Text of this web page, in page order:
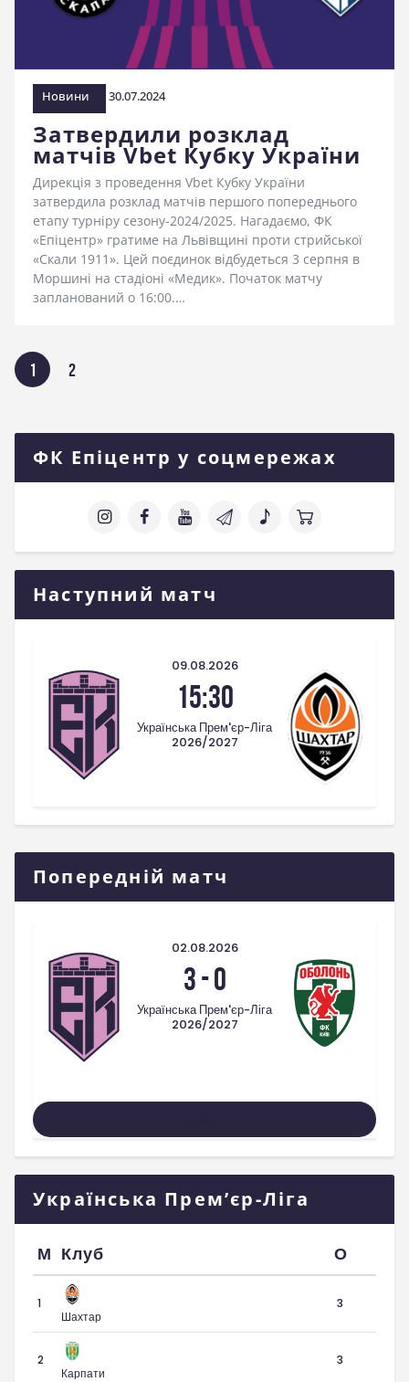
Новини 30.07.2024
Затвердили розклад
матчів Vbet Кубку України
Дирекція з проведення Vbet Кубку України
затвердила розклад матчів першого попереднього
етапу турніру сезону-2024/2025. Нагадаємо, ФК
«Епіцентр» гратиме на Львівщині проти стрийської
«Скали 1911». Цей поєдинок відбудеться 3 серпня в
Моршині на стадіоні «Медик». Початок матчу
запланований о 16:00.…
Пагінація
записів
СТОРІНКА
1 СТОРІНКА
2
ФК Епіцентр у соцмережах
Наступний матч
09.08.2026
15:30
Українська Прем'єр-Ліга
2026/2027
Попередній матч
02.08.2026
3-0
Українська Прем'єр-Ліга
2026/2027
Українська Прем’єр-Ліга
М Клуб О
1
Шахтар
3
2
Карпати
3